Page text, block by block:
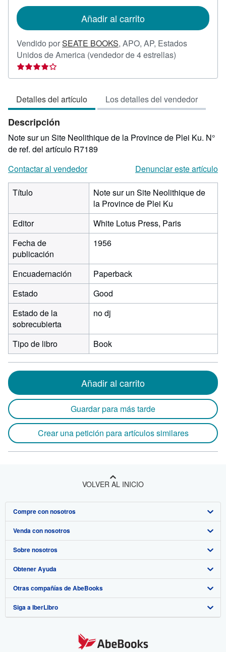
envío
Añadir al carrito
Vendido porSEATE BOOKS, APO, AP, Estados
Unidos de America (vendedor de 4 estrellas)
vendedor:
de
5
Detalles del artículo Los detalles del vendedor
Descripción
Note sur un Site Neolithique de la Province de Plei Ku. N°
de ref. del artículo R7189
Contactar al vendedor
Denunciar este artículo
Título
Note sur un Site Neolithique de
la Province de Plei Ku
Editor
White Lotus Press, Paris
Fecha de
publicación
1956
Encuadernación
Paperback
Estado
Good
Estado de la
sobrecubierta
no dj
Tipo de libro Book
Añadir al carrito
Guardar para más tarde
Crear una petición para artículos similares
VOLVER AL INICIO
Compre con nosotros
Búsqueda avanzada
Colecciones
Mi cuenta
Mis pedidos
Ver carrito
Venda con nosotros
Comenzar a vender
Únase a nuestro programa de afiliados
Recomiende un vendedor
Sobre nosotros
Sobre IberLibro
Medios
Empleo
Preferencias de cookies
Obtener Ayuda
Preguntas frecuentes y guías
Atención al Cliente
Otras compañías de AbeBooks
AbeBooks.com
Siga a IberLibro